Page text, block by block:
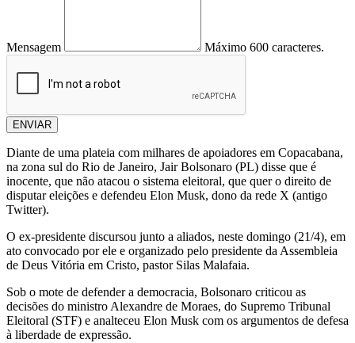
Mensagem Máximo 600 caracteres.
ENVIAR
Diante de uma plateia com milhares de apoiadores em Copacabana,
na zona sul do Rio de Janeiro, Jair Bolsonaro (PL) disse que é
inocente, que não atacou o sistema eleitoral, que quer o direito de
disputar eleições e defendeu Elon Musk, dono da rede X (antigo
Twitter).
O ex-presidente discursou junto a aliados, neste domingo (21/4), em
ato convocado por ele e organizado pelo presidente da Assembleia
de Deus Vitória em Cristo, pastor Silas Malafaia.
Sob o mote de defender a democracia, Bolsonaro criticou as
decisões do ministro Alexandre de Moraes, do Supremo Tribunal
Eleitoral (STF) e analteceu Elon Musk com os argumentos de defesa
à liberdade de expressão.